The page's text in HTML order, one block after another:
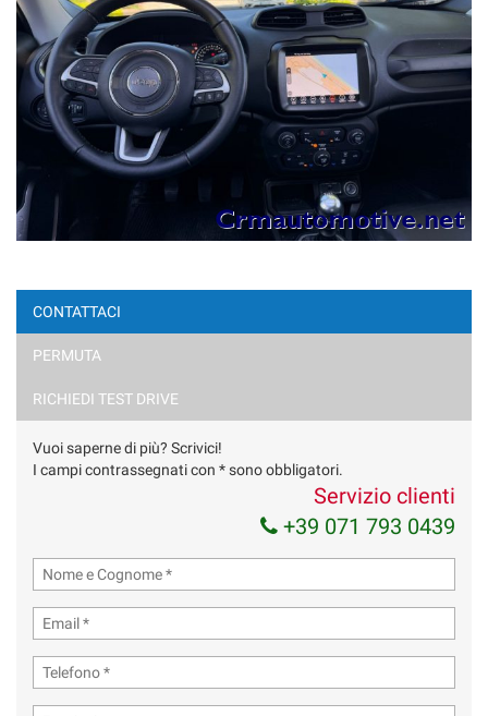
CONTATTACI
PERMUTA
RICHIEDI TEST DRIVE
Vuoi saperne di più? Scrivici!
I campi contrassegnati con * sono obbligatori.
Servizio clienti
+39 071 793 0439